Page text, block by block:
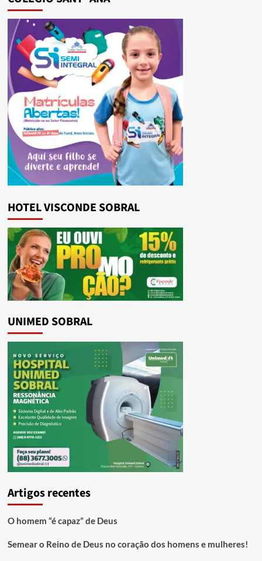
HOTEL VISCONDE SOBRAL
UNIMED SOBRAL
Artigos recentes
O homem “é capaz” de Deus
Semear o Reino de Deus no coração dos homens e mulheres!